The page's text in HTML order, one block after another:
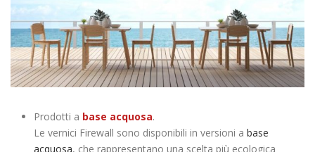
Prodotti a base acquosa.
Le vernici Firewall sono disponibili in versioni a base
acquosa, che rappresentano una scelta più ecologica